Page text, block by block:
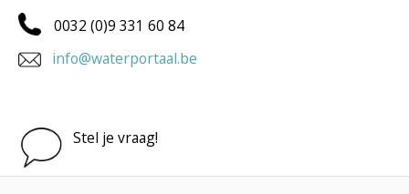
0032 (0)9 331 60 84
info@waterportaal.be
Stel je vraag!